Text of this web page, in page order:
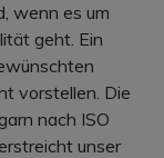
wenn es um
geht. Ein
vorstellen. Die
nach ISO
unser